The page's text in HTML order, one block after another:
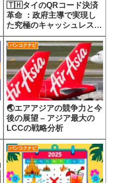
🇹🇭タイのQRコード決済
革命 ：政府主導で実現し
た究極のキャッシュレス社
会
バンコクナビ
🌏エアアジアの競争力と今
後の展望 – アジア最大の
LCCの戦略分析
バンコクナビ